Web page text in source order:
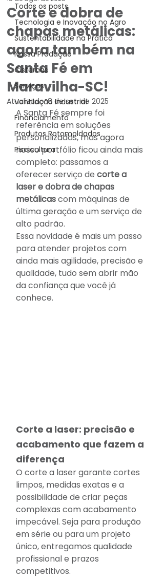
Todos os posts
Tecnologia e Inovação no Agro
Sustentabilidade na Prática
Nossa Produção
Cisternas
Serviços
Ventilação Industrial
Financiamento
Produtos Rotomoldados
Piscicultura
Corte e dobra de
chapas metálicas:
agora também na
Santa Fé em
Maravilha-SC!
Atualizado:8 de set. de 2025
A Santa Fé sempre foi
referência em soluções
personalizadas, mas agora
nosso portfólio ficou ainda mais
completo: passamos a
oferecer serviço de corte a
laser e dobra de chapas
metálicas com máquinas de
última geração e um serviço de
alto padrão.
Essa novidade é mais um passo
para atender projetos com
ainda mais agilidade, precisão e
qualidade, tudo sem abrir mão
da confiança que você já
conhece.
Corte a laser: precisão e
acabamento que fazem a
diferença
O corte a laser garante cortes
limpos, medidas exatas e a
possibilidade de criar peças
complexas com acabamento
impecável. Seja para produção
em série ou para um projeto
único, entregamos qualidade
profissional e prazos
competitivos.